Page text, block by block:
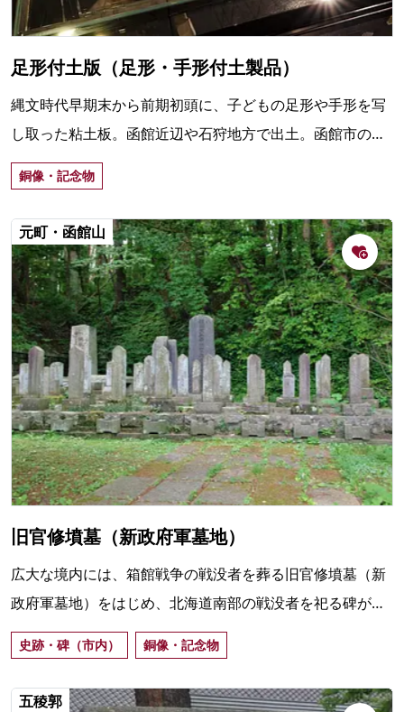
足形付土版（足形・手形付土製品）
縄文時代早期末から前期初頭に、子どもの足形や手形を写
し取った粘土板。函館近辺や石狩地方で出土。函館市の豊
原4遺跡の「足形・手形付土製品」は国の重要文化財。
銅像・記念物
元町・函館山
旧官修墳墓（新政府軍墓地）
広大な境内には、箱館戦争の戦没者を葬る旧官修墳墓（新
政府軍墓地）をはじめ、北海道南部の戦没者を祀る碑があ
ります。また、高田屋嘉兵衛の慈善事業の象徴である「亀
石」を二つに分断した「招魂場碑」も見どころ。
史跡・碑（市内） 銅像・記念物
五稜郭